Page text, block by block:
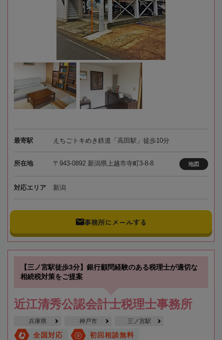
最寄駅 えちごトキめき鉄道「高田駅」徒歩10分
所在地 〒943-0892 新潟県上越市寺町3-8-8 地図
対応エリア 新潟
事務所にメールする
【三ノ宮駅徒歩3分】銀行顧問経験のある税理士が適切な
相続税対策をご提案
近江清秀公認会計士税理士事務所
兵庫県 神戸市 三ノ宮駅
全国対応 初回相談無料